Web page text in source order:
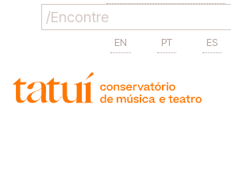
EN PT ES